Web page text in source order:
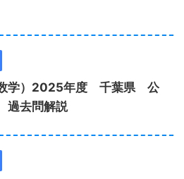
数学）2025年度 千葉県 公
去問解説